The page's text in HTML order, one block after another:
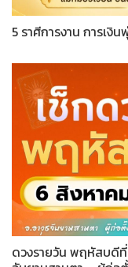
5 ราศีการงาน การเงิ
ดวงรายวัน พฤหัสบดีที่